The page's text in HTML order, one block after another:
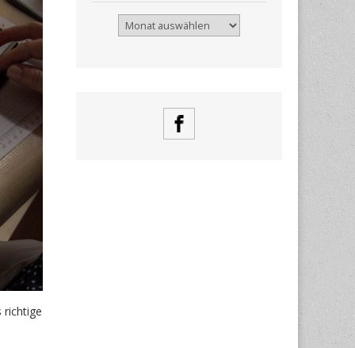
richtige
Archiv